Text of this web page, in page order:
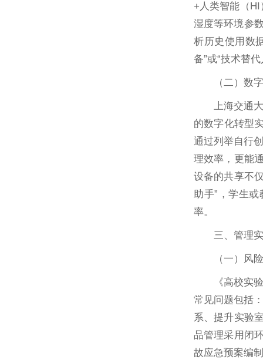
+人类智能（HI
湿度等环境参
析历史使用数
备”或“技术替
（二）数
上海交通
的数字化转型
通过列举自行
理效率，更能
设备的共享不
助手”，学生
率。
三、管理
（一）风
《高校实
常见问题包括
系、提升实验
品管理采用闭
故应急预案编